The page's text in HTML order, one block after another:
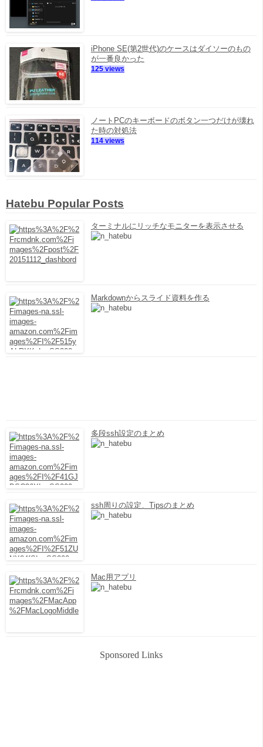
iPhone SE(第2世代)のケースはダイソーのもの
が一番良かった
125 views
ノートPCのキーボードのボタン一つだけが壊れ
た時の対処法
114 views
Hatebu Popular Posts
ターミナルにリッチなモニターを表示させる
Markdownからスライド資料を作る
多段ssh設定のまとめ
ssh周りの設定、Tipsのまとめ
Mac用アプリ
Sponsored Links